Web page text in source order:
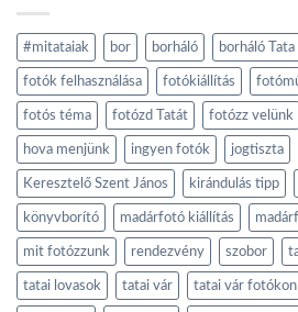
#mitataiak bor borháló borháló Tata
fotók felhasználása fotókiállítás
fotós téma fotózd Tatát fotózz velünk
hova menjünk ingyen fotók jogtiszta
Keresztelő Szent János kirándulás tipp
könyvborító madárfotó kiállítás
mit fotózzunk rendezvény szobor
tatai lovasok tatai vár tatai vár fotókon